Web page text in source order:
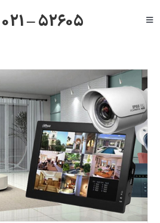
to
Toggle
گرنداستریم
یالینک
میکروتیک
هایک ویژن
داهوا
تیاندی
درباره ما
021 – 52605